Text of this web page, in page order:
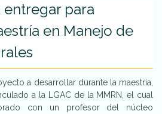
para
en Manejo de
a desarrollar durante la maestría,
a la LGAC de la MMRN, el cual
con un profesor del núcleo